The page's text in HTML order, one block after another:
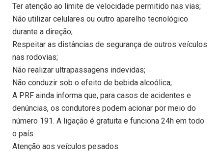
Ter atenção ao limite de velocidade permitido nas vias;
Não utilizar celulares ou outro aparelho tecnológico
durante a direção;
Respeitar as distâncias de segurança de outros veículos
nas rodovias;
Não realizar ultrapassagens indevidas;
Não conduzir sob o efeito de bebida alcoólica;
A PRF ainda informa que, para casos de acidentes e
denúncias, os condutores podem acionar por meio do
número 191. A ligação é gratuita e funciona 24h em todo
o país.
Atenção aos veículos pesados